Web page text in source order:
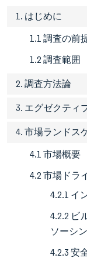
1. はじめに
1.1 調査の前
1.2 調査範囲
2. 調査方法論
3. エグゼクティ
4. 市場ランドス
4.1 市場概要
4.2 市場ドラ
4.2.1 イ
4.2.2 ビ
ソーシ
4.2.3 安